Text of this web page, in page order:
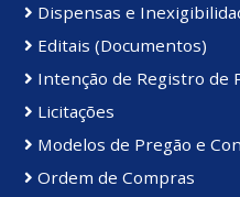
Dispensas e
Editais (Documentos)
Intenção de Registro de
Licitações
Modelos de Pregão e
Ordem de Compras